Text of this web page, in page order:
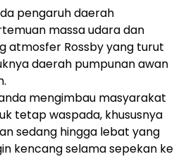
pengaruh daerah
massa udara dan
atmosfer Rossby yang turut
daerah pumpunan awan
mengimbau masyarakat
tetap waspada, khususnya
sedang hingga lebat yang
kencang selama sepekan ke